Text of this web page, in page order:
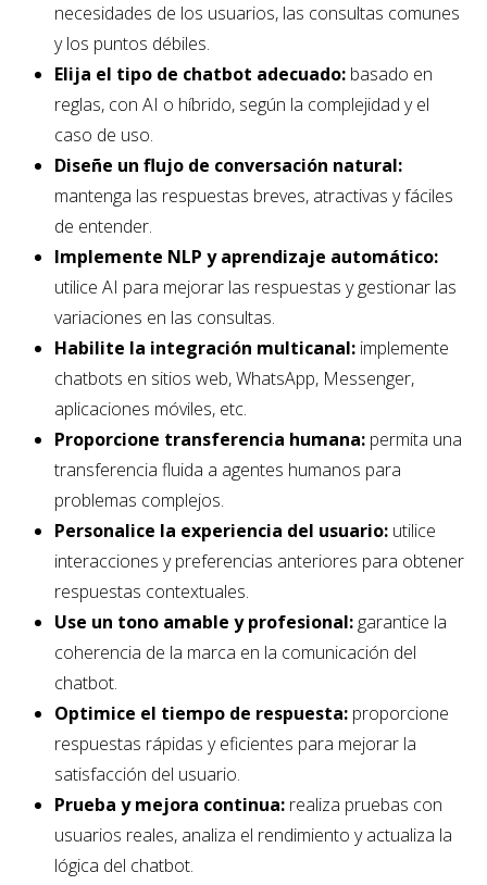
necesidades de los usuarios, las consultas comunes
y los puntos débiles.
Elija el tipo de chatbot adecuado:basado en
reglas, con AI o híbrido, según la complejidad y el
caso de uso.
Diseñe un flujo de conversación natural:
mantenga las respuestas breves, atractivas y fáciles
de entender.
Implemente NLP y aprendizaje automático:
utilice AI para mejorar las respuestas y gestionar las
variaciones en las consultas.
Habilite la integración multicanal:implemente
chatbots en sitios web, WhatsApp, Messenger,
aplicaciones móviles, etc.
Proporcione transferencia humana:permita una
transferencia fluida a agentes humanos para
problemas complejos.
Personalice la experiencia del usuario:utilice
interacciones y preferencias anteriores para obtener
respuestas contextuales.
Use un tono amable y profesional:garantice la
coherencia de la marca en la comunicación del
chatbot.
Optimice el tiempo de respuesta:proporcione
respuestas rápidas y eficientes para mejorar la
satisfacción del usuario.
Prueba y mejora continua:realiza pruebas con
usuarios reales, analiza el rendimiento y actualiza la
lógica del chatbot.